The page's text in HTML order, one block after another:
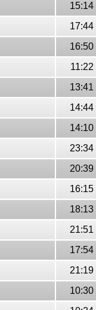
15:14
17:44
16:50
11:22
13:41
14:44
14:10
23:34
20:39
16:15
18:13
21:51
17:54
21:19
10:30